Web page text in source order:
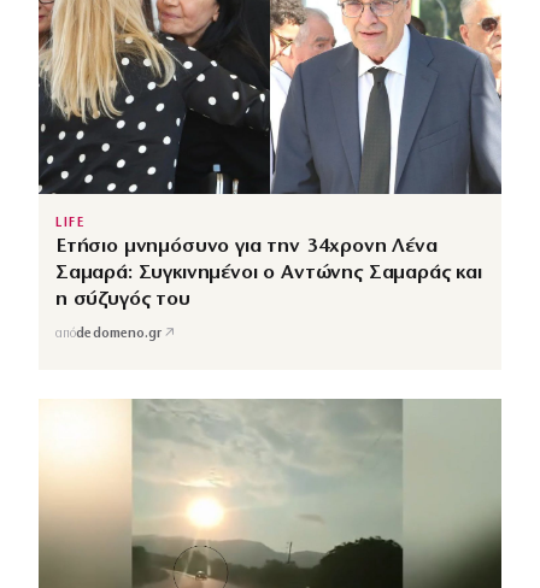
LIFE
Ετήσιο μνημόσυνο για την 34χρονη Λένα
Σαμαρά: Συγκινημένοι ο Αντώνης Σαμαράς και
η σύζυγός του
απόdedomeno.gr ↗